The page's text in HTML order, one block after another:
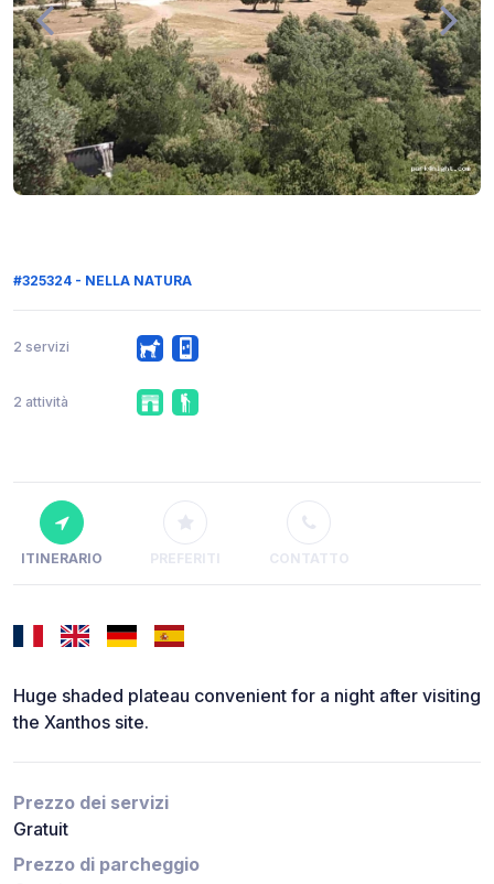
#325324 - NELLA NATURA
2 servizi
2 attività
ITINERARIO PREFERITI CONTATTO
Huge shaded plateau convenient for a night after visiting
the Xanthos site.
Prezzo dei servizi
Gratuit
Prezzo di parcheggio